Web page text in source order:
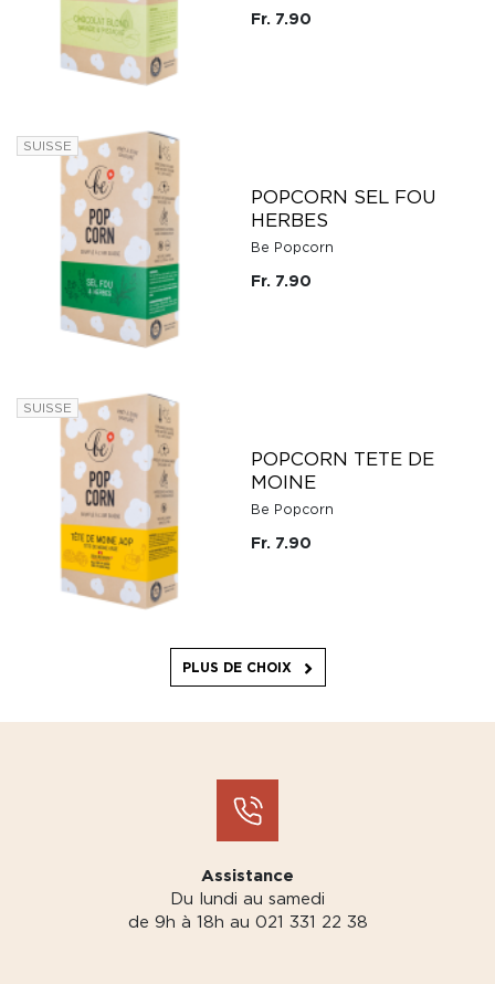
Fr. 7.90
SUISSE
POPCORN SEL FOU
HERBES
Be Popcorn
Fr. 7.90
SUISSE
POPCORN TETE DE
MOINE
Be Popcorn
Fr. 7.90
PLUS DE CHOIX
Assistance
Du lundi au samedi
de 9h à 18h au 021 331 22 38